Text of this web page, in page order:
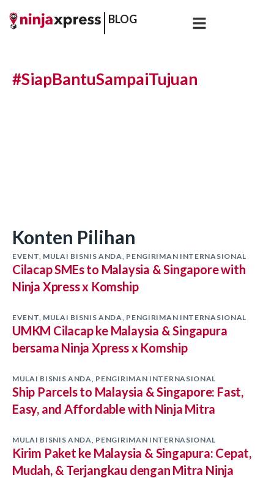
BLOG
#SiapBantuSampaiTujuan
Konten Pilihan
EVENT MULAI BISNIS ANDA PENGIRIMAN INTERNASIONAL
Cilacap SMEs to Malaysia & Singapore with
Ninja Xpress x Komship
EVENT MULAI BISNIS ANDA PENGIRIMAN INTERNASIONAL
UMKM Cilacap ke Malaysia & Singapura
bersama Ninja Xpress x Komship
MULAI BISNIS ANDA PENGIRIMAN INTERNASIONAL
Ship Parcels to Malaysia & Singapore: Fast,
Easy, and Affordable with Ninja Mitra
MULAI BISNIS ANDA PENGIRIMAN INTERNASIONAL
Kirim Paket ke Malaysia & Singapura: Cepat,
Mudah, & Terjangkau dengan Mitra Ninja